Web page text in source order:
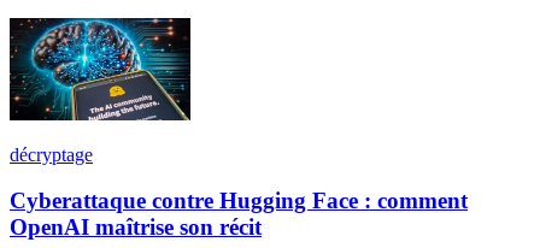
décryptage
Cyberattaque contre Hugging Face : comment
OpenAI maîtrise son récit